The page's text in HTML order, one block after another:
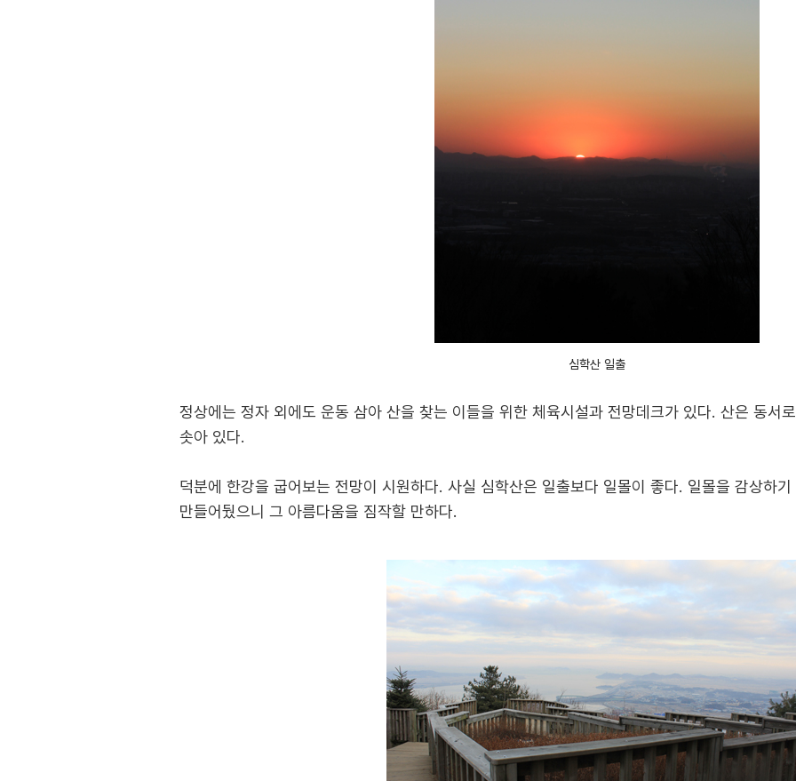
심학산 일출
정상에는 정자 외에도 운동 삼아 산을 찾는 이들을 위한 체육시설과 전망데크가 있다. 산은 동서
솟아 있다.
덕분에 한강을 굽어보는 전망이 시원하다. 사실 심학산은 일출보다 일몰이 좋다. 일몰을 감상하
만들어뒀으니 그 아름다움을 짐작할 만하다.